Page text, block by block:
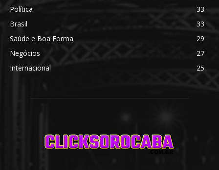
Política
33
Brasil
33
Saúde e Boa Forma
29
Negócios
27
Internacional
25